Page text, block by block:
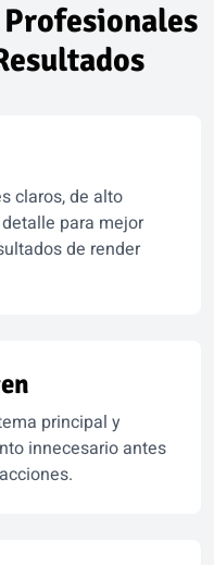
claros, de alto
para mejor
de render
principal y
innecesario antes